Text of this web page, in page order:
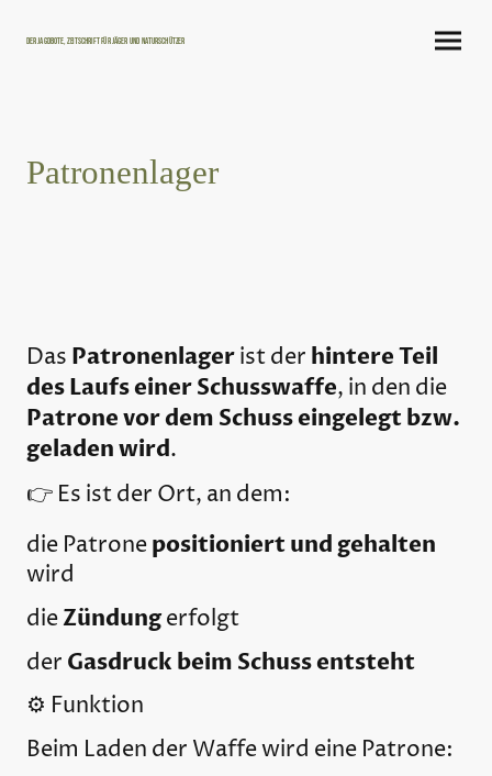
Der Jagdbote, Zeitschrift für Jäger und Naturschützer
Patronenlager
Das Patronenlagerist der hintere Teil
des Laufs einer Schusswaffe, in den die
Patrone vor dem Schuss eingelegt bzw.
geladen wird.
👉 Es ist der Ort, an dem:
die Patronepositioniert und gehalten
wird
dieZündungerfolgt
der Gasdruck beim Schuss entsteht
⚙️ Funktion
Beim Laden der Waffe wird eine Patrone: